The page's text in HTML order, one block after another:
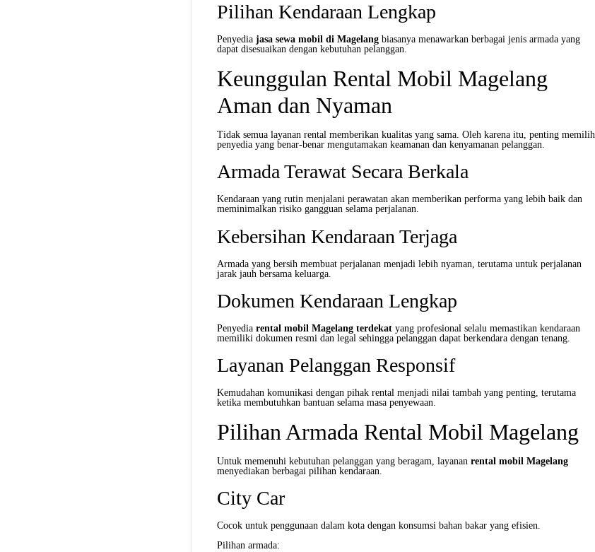
Pilihan Kendaraan Lengkap
Penyedia jasa sewa mobil di Magelang biasanya menawarkan berbagai jenis armada yang
dapat disesuaikan dengan kebutuhan pelanggan.
Keunggulan Rental Mobil Magelang
Aman dan Nyaman
Tidak semua layanan rental memberikan kualitas yang sama. Oleh karena itu, penting memilih
penyedia yang benar-benar mengutamakan keamanan dan kenyamanan pelanggan.
Armada Terawat Secara Berkala
Kendaraan yang rutin menjalani perawatan akan memberikan performa yang lebih baik dan
meminimalkan risiko gangguan selama perjalanan.
Kebersihan Kendaraan Terjaga
Armada yang bersih membuat perjalanan menjadi lebih nyaman, terutama untuk perjalanan
jarak jauh bersama keluarga.
Dokumen Kendaraan Lengkap
Penyedia rental mobil Magelang terdekat yang profesional selalu memastikan kendaraan
memiliki dokumen resmi dan legal sehingga pelanggan dapat berkendara dengan tenang.
Layanan Pelanggan Responsif
Kemudahan komunikasi dengan pihak rental menjadi nilai tambah yang penting, terutama
ketika membutuhkan bantuan selama masa penyewaan.
Pilihan Armada Rental Mobil Magelang
Untuk memenuhi kebutuhan pelanggan yang beragam, layanan rental mobil Magelang
menyediakan berbagai pilihan kendaraan.
City Car
Cocok untuk penggunaan dalam kota dengan konsumsi bahan bakar yang efisien.
Pilihan armada: